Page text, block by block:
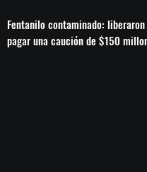
Fentanilo contaminado:
pagar una caución de $150